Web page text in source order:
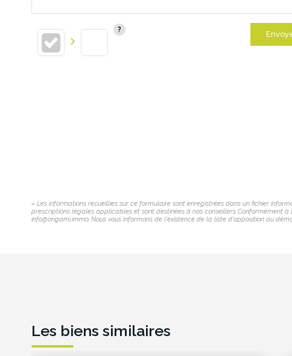
« Les informations recueillies sur ce formulaire sont enregistrées dans un fichier
prescriptions légales applicables et sont destinées à nos conseillers Conformément
info@origami.immo. Nous vous informons de l'existence de la liste d'opposition au
Les biens similaires